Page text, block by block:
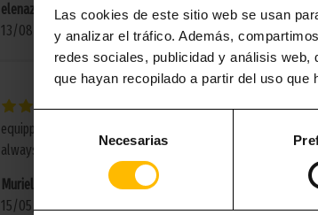
Las cookies de este sitio web se usan
y analizar el tráfico. Además,
redes sociales, publicidad y análisis web,
que hayan recopilado a partir del uso que
consentimiento
Necesarias
elenaz969
13/08/18
Very bright and spacious flat, comfortable,
equipped, located near the beach and shops & restaurants.
always available to help and very friendly. Overall a great
Muriel C.
15/05/18